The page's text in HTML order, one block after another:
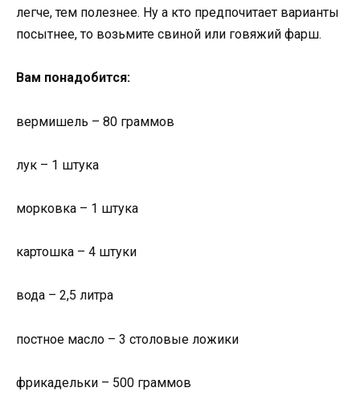
легче, тем полезнее. Ну а кто предпочитает варианты
посытнее, то возьмите свиной или говяжий фарш.
Вам понадобится:
вермишель – 80 граммов
лук – 1 штука
морковка – 1 штука
картошка – 4 штуки
вода – 2,5 литра
постное масло – 3 столовые ложики
фрикадельки – 500 граммов